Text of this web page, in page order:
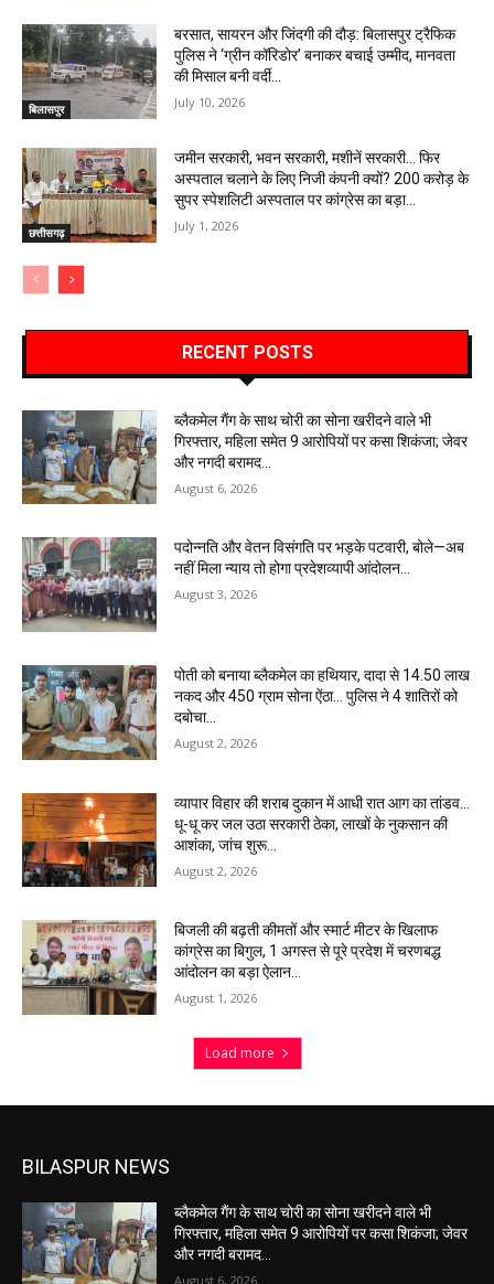
बिलासपुर
बरसात, सायरन और जिंदगी की दौड़: बिलासपुर ट्रैफिक
पुलिस ने ‘ग्रीन कॉरिडोर’ बनाकर बचाई उम्मीद, मानवता
की मिसाल बनी वर्दी…
July 10, 2026
छत्तीसगढ़
जमीन सरकारी, भवन सरकारी, मशीनें सरकारी… फिर
अस्पताल चलाने के लिए निजी कंपनी क्यों? 200 करोड़ के
सुपर स्पेशलिटी अस्पताल पर कांग्रेस का बड़ा...
July 1, 2026
RECENT POSTS
ब्लैकमेल गैंग के साथ चोरी का सोना खरीदने वाले भी
गिरफ्तार, महिला समेत 9 आरोपियों पर कसा शिकंजा; जेवर
और नगदी बरामद…
August 6, 2026
पदोन्नति और वेतन विसंगति पर भड़के पटवारी, बोले—अब
नहीं मिला न्याय तो होगा प्रदेशव्यापी आंदोलन…
August 3, 2026
पोती को बनाया ब्लैकमेल का हथियार, दादा से 14.50 लाख
नकद और 450 ग्राम सोना ऐंठा… पुलिस ने 4 शातिरों को
दबोचा…
August 2, 2026
व्यापार विहार की शराब दुकान में आधी रात आग का तांडव…
धू-धू कर जल उठा सरकारी ठेका, लाखों के नुकसान की
आशंका, जांच शुरू…
August 2, 2026
बिजली की बढ़ती कीमतों और स्मार्ट मीटर के खिलाफ
कांग्रेस का बिगुल, 1 अगस्त से पूरे प्रदेश में चरणबद्ध
आंदोलन का बड़ा ऐलान…
August 1, 2026
Load more
BILASPUR NEWS
ब्लैकमेल गैंग के साथ चोरी का सोना खरीदने वाले भी
गिरफ्तार, महिला समेत 9 आरोपियों पर कसा शिकंजा; जेवर
और नगदी बरामद…
August 6, 2026